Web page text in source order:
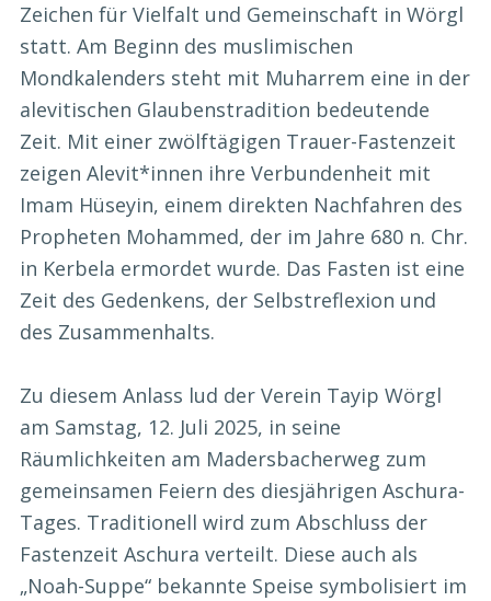
Zeichen für Vielfalt und Gemeinschaft in Wörgl
statt. Am Beginn des muslimischen
Mondkalenders steht mit Muharrem eine in der
alevitischen Glaubenstradition bedeutende
Zeit. Mit einer zwölftägigen Trauer-Fastenzeit
zeigen Alevit*innen ihre Verbundenheit mit
Imam Hüseyin, einem direkten Nachfahren des
Propheten Mohammed, der im Jahre 680 n. Chr.
in Kerbela ermordet wurde. Das Fasten ist eine
Zeit des Gedenkens, der Selbstreflexion und
des Zusammenhalts.
Zu diesem Anlass lud der Verein Tayip Wörgl
am Samstag, 12. Juli 2025, in seine
Räumlichkeiten am Madersbacherweg zum
gemeinsamen Feiern des diesjährigen Aschura-
Tages. Traditionell wird zum Abschluss der
Fastenzeit Aschura verteilt. Diese auch als
„Noah-Suppe“ bekannte Speise symbolisiert im